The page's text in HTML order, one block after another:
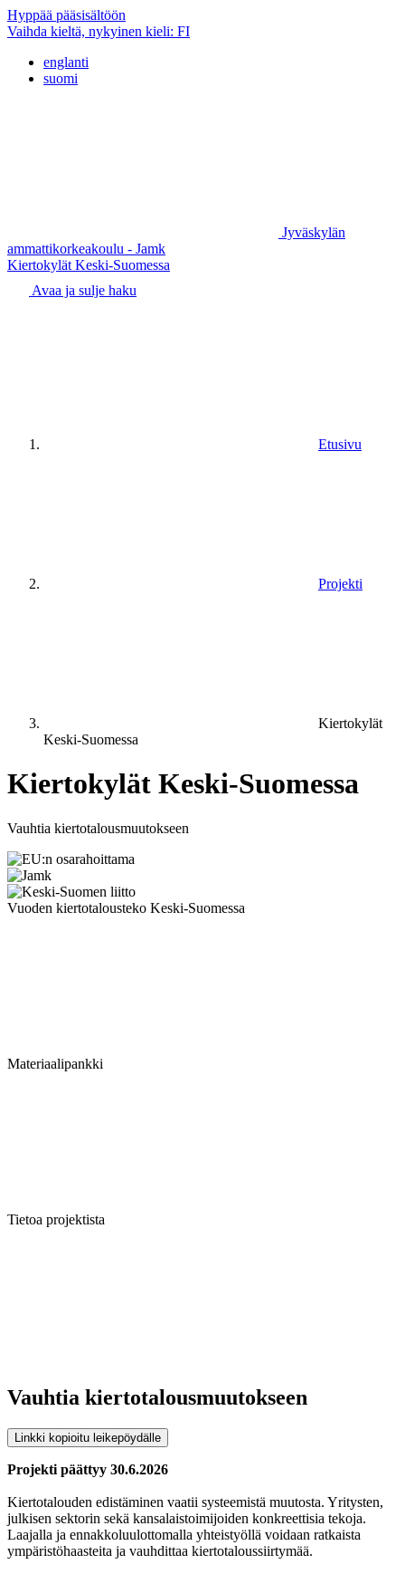
Hyppää pääsisältöön
Vaihda kieltä, nykyinen kieli: FI
englanti
suomi
Jyväskylän
ammattikorkeakoulu - Jamk
Kiertokylät Keski-Suomessa
Avaa ja sulje haku
Etusivu
Projekti
Kiertokylät
Keski-Suomessa
Kiertokylät Keski-Suomessa
Vauhtia kiertotalousmuutokseen
Vuoden kiertotalousteko Keski-Suomessa
Materiaalipankki
Tietoa projektista
Vauhtia kiertotalousmuutokseen
Linkki kopioitu leikepöydälle
Projekti päättyy 30.6.2026
Kiertotalouden edistäminen vaatii systeemistä muutosta. Yritysten,
julkisen sektorin sekä kansalaistoimijoiden konkreettisia tekoja.
Laajalla ja ennakkoluulottomalla yhteistyöllä voidaan ratkaista
ympäristöhaasteita ja vauhdittaa kiertotaloussiirtymää.